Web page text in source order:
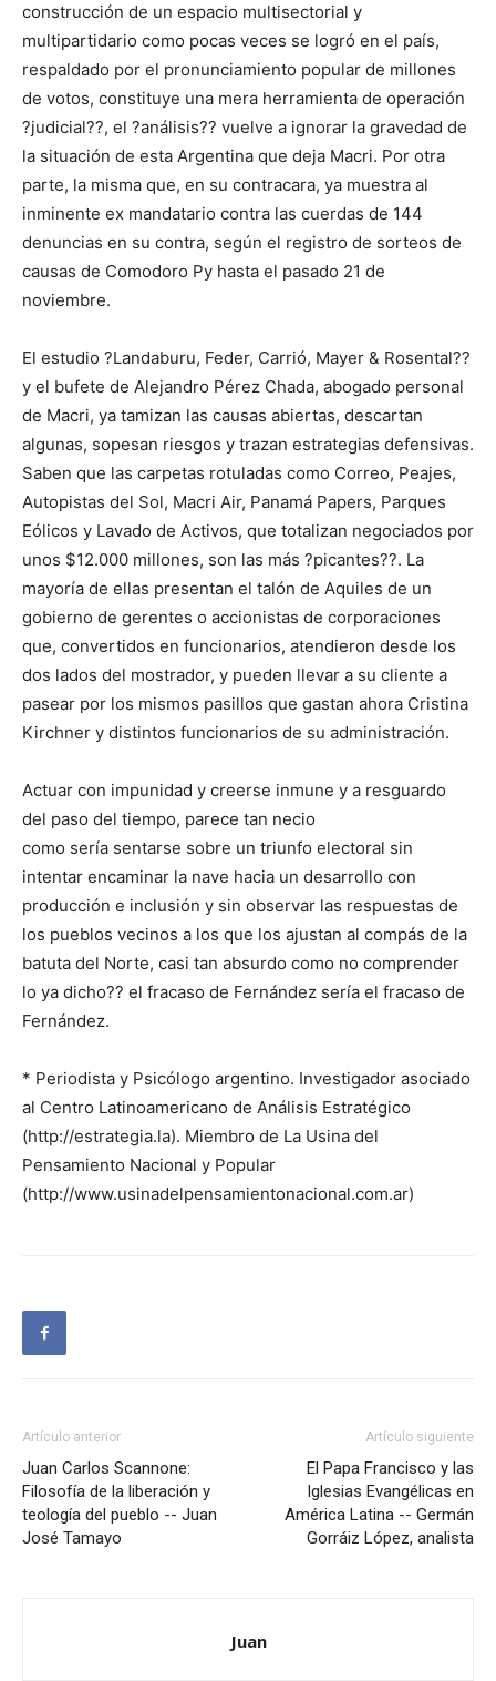
construcción de un espacio multisectorial y
multipartidario como pocas veces se logró en el país,
respaldado por el pronunciamiento popular de millones
de votos, constituye una mera herramienta de operación
?judicial??, el ?análisis?? vuelve a ignorar la gravedad de
la situación de esta Argentina que deja Macri. Por otra
parte, la misma que, en su contracara, ya muestra al
inminente ex mandatario contra las cuerdas de 144
denuncias en su contra, según el registro de sorteos de
causas de Comodoro Py hasta el pasado 21 de
noviembre.
El estudio ?Landaburu, Feder, Carrió, Mayer & Rosental??
y el bufete de Alejandro Pérez Chada, abogado personal
de Macri, ya tamizan las causas abiertas, descartan
algunas, sopesan riesgos y trazan estrategias defensivas.
Saben que las carpetas rotuladas como Correo, Peajes,
Autopistas del Sol, Macri Air, Panamá Papers, Parques
Eólicos y Lavado de Activos, que totalizan negociados por
unos $12.000 millones, son las más ?picantes??. La
mayoría de ellas presentan el talón de Aquiles de un
gobierno de gerentes o accionistas de corporaciones
que, convertidos en funcionarios, atendieron desde los
dos lados del mostrador, y pueden llevar a su cliente a
pasear por los mismos pasillos que gastan ahora Cristina
Kirchner y distintos funcionarios de su administración.
Actuar con impunidad y creerse inmune y a resguardo
del paso del tiempo, parece tan necio
como sería sentarse sobre un triunfo electoral sin
intentar encaminar la nave hacia un desarrollo con
producción e inclusión y sin observar las respuestas de
los pueblos vecinos a los que los ajustan al compás de la
batuta del Norte, casi tan absurdo como no comprender
lo ya dicho?? el fracaso de Fernández sería el fracaso de
Fernández.
* Periodista y Psicólogo argentino. Investigador asociado
al Centro Latinoamericano de Análisis Estratégico
(http://estrategia.la). Miembro de La Usina del
Pensamiento Nacional y Popular
(http://www.usinadelpensamientonacional.com.ar)
Artículo anterior
Juan Carlos Scannone:
Filosofía de la liberación y
teología del pueblo -- Juan
José Tamayo
Artículo siguiente
El Papa Francisco y las
Iglesias Evangélicas en
América Latina -- Germán
Gorráiz López, analista
Juan